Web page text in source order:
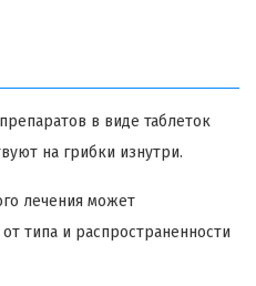
в виде таблеток
на грибки изнутри.
лечения может
типа и распространенности